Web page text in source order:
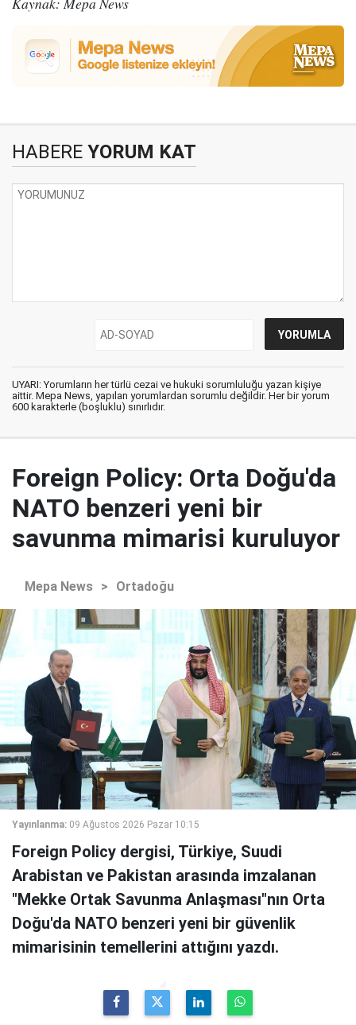
HABERE YORUM KAT
UYARI: Yorumların her türlü cezai ve hukuki sorumluluğu yazan kişiye
aittir. Mepa News, yapılan yorumlardan sorumlu değildir. Her bir yorum
600 karakterle (boşluklu) sınırlıdır.
Foreign Policy: Orta Doğu'da
NATO benzeri yeni bir
savunma mimarisi kuruluyor
Mepa News > Ortadoğu
Yayınlanma: 09 Ağustos 2026 Pazar 10:15
Foreign Policy dergisi, Türkiye, Suudi
Arabistan ve Pakistan arasında imzalanan
"Mekke Ortak Savunma Anlaşması"nın Orta
Doğu'da NATO benzeri yeni bir güvenlik
mimarisinin temellerini attığını yazdı.